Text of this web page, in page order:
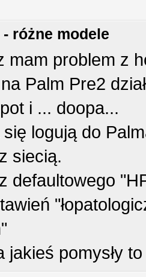
różne modele
mam problem z
Palm Pre2
i ... doopa...
logują do
siecią.
defaultowego
jakieś pomysły